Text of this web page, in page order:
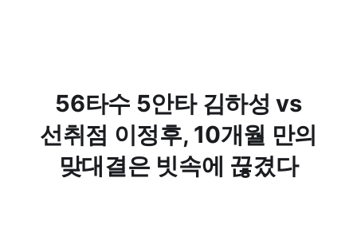
56타수 5안타 김하성 vs
선취점 이정후, 10개월 만의
맞대결은 빗속에 끊겼다